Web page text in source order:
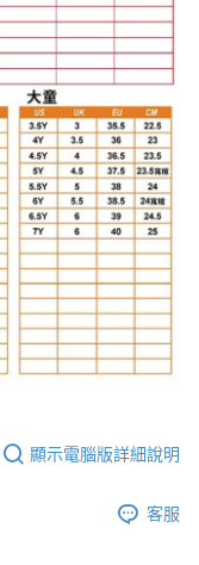
顯示電腦版詳細說明
客服